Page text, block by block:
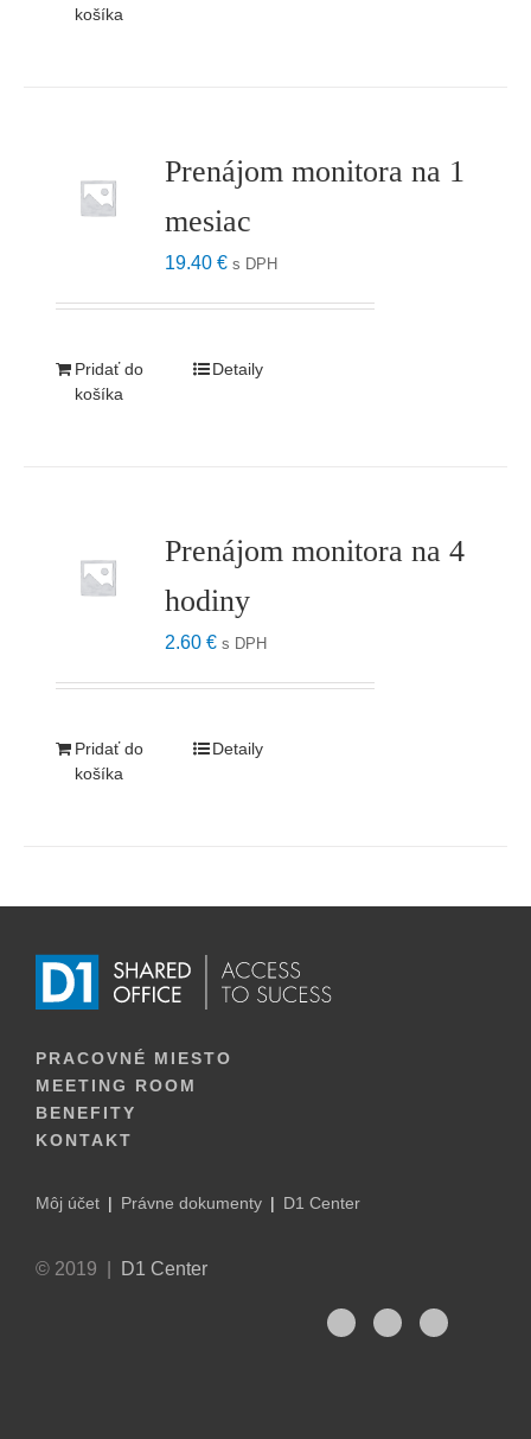
košíka
Prenájom monitora na 1
mesiac
19.40€ s DPH
Pridať do
košíka
Detaily
Prenájom monitora na 4
hodiny
2.60€ s DPH
Pridať do
košíka
Detaily
PRACOVNÉ MIESTO
MEETING ROOM
BENEFITY
KONTAKT
Môj účet Právne dokumenty D1 Center
© 2019 | D1 Center